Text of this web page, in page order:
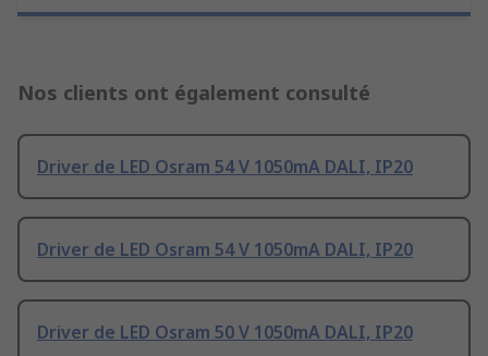
Nos clients ont également consulté
Driver de LED Osram 54 V 1050mA DALI, IP20
Driver de LED Osram 54 V 1050mA DALI, IP20
Driver de LED Osram 50 V 1050mA DALI, IP20